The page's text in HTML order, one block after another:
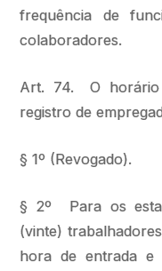
frequência de
colaboradores.
Art. 74. O horário
registro de
§ 1º (Revogado).
§ 2º Para os
(vinte)
hora de entrada e